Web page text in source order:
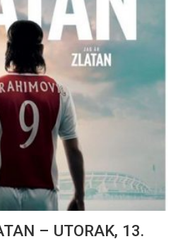
– UTORAK, 13.